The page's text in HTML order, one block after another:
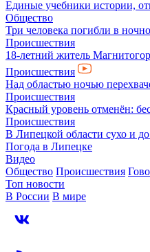
Единые учебники истории,
Общество
Три человека погибли в
Происшествия
18-летний житель
Происшествия
Над областью ночью
Происшествия
Красный уровень отменён:
Происшествия
В Липецкой области сухо и
Погода в Липецке
Видео
Общество Происшествия
Топ новости
В России В мире